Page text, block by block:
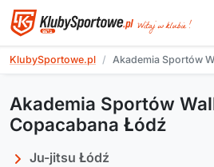
KlubySportowe.pl Akademia Sportów
Akademia Sportów
Copacabana Łódź
Ju-jitsu Łódź